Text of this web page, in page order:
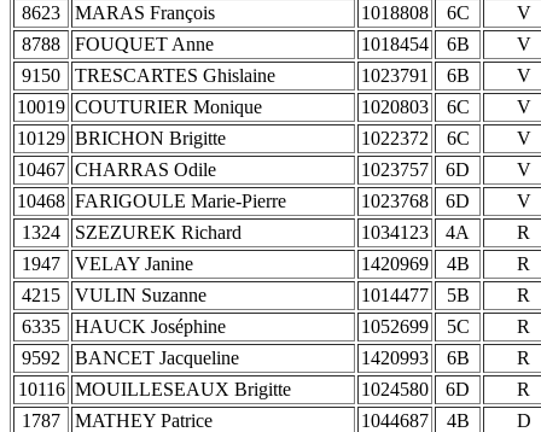
8623
MARAS François 1018808 6C
V
8788
FOUQUET Anne 1018454 6B
V
9150
TRESCARTES Ghislaine 1023791 6B
V
10019 COUTURIER Monique 1020803 6C
V
10129 BRICHON Brigitte 1022372 6C
V
10467 CHARRAS Odile 1023757 6D
V
10468 FARIGOULE Marie-Pierre 1023768 6D
V
1324
SZEZUREK Richard 1034123 4A
R
1947
VELAY Janine 1420969 4B
R
4215
VULIN Suzanne 1014477 5B
R
6335
HAUCK Joséphine 1052699 5C
R
9592
BANCET Jacqueline 1420993 6B
R
10116 MOUILLESEAUX Brigitte 1024580 6D
R
1787
MATHEY Patrice 1044687 4B
D